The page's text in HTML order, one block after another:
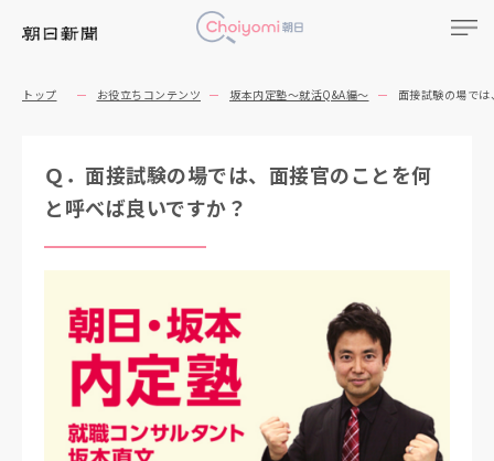
トップ お役立ちコンテンツ 坂本内定塾～就活Q&A編～ 面接試験の場で
Ｑ．面接試験の場では、面接官のことを何
と呼べば良いですか？